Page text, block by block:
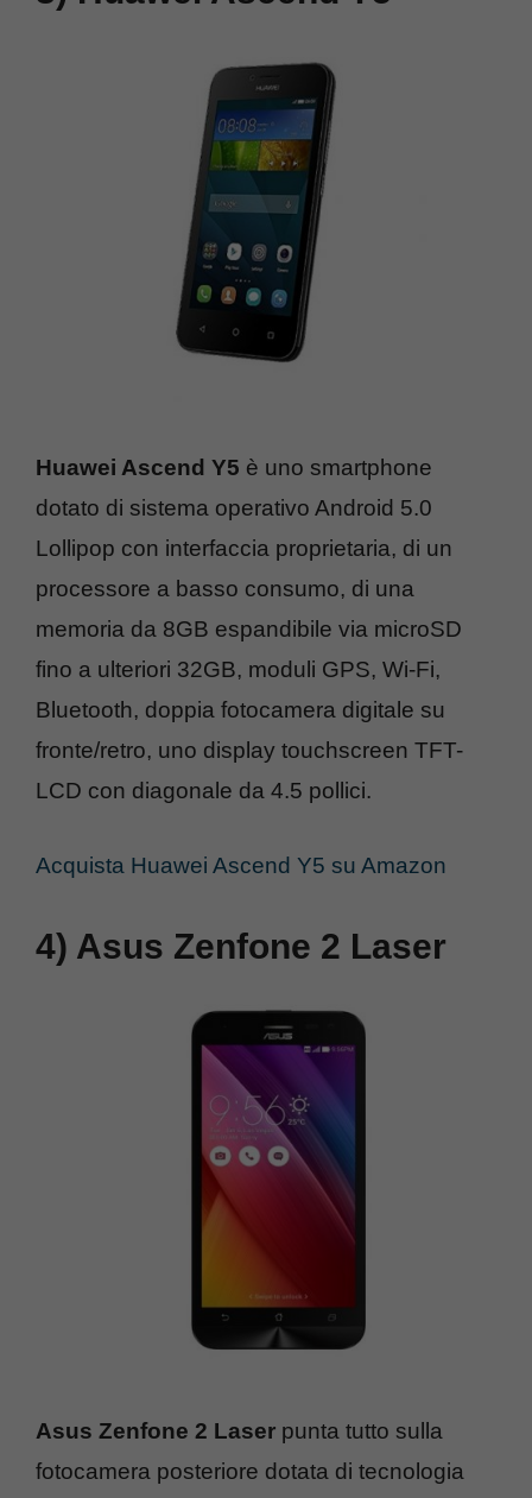
Huawei Ascend Y5 è uno smartphone
dotato di sistema operativo Android 5.0
Lollipop con interfaccia proprietaria, di un
processore a basso consumo, di una
memoria da 8GB espandibile via microSD
fino a ulteriori 32GB, moduli GPS, Wi-Fi,
Bluetooth, doppia fotocamera digitale su
fronte/retro, uno display touchscreen TFT-
LCD con diagonale da 4.5 pollici.
Acquista Huawei Ascend Y5 su Amazon
4) Asus Zenfone 2 Laser
Asus Zenfone 2 Laser punta tutto sulla
fotocamera posteriore dotata di tecnologia